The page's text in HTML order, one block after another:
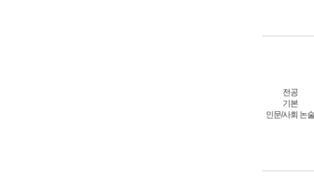
전공
기본
인문/사회 논술